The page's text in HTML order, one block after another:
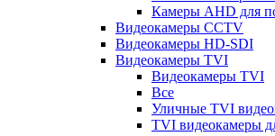
Камеры AHD для
Видеокамеры CCTV
Видеокамеры HD-SDI
Видеокамеры TVI
Видеокамеры TVI
Все
Уличные TVI
TVI видеокамеры